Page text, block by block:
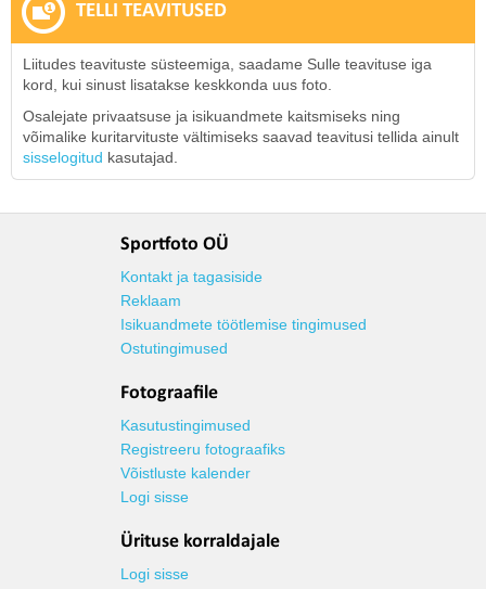
TELLI TEAVITUSED
Liitudes teavituste süsteemiga, saadame Sulle teavituse iga
kord, kui sinust lisatakse keskkonda uus foto.
Osalejate privaatsuse ja isikuandmete kaitsmiseks ning
võimalike kuritarvituste vältimiseks saavad teavitusi tellida ainult
sisselogitud kasutajad.
Sportfoto OÜ
Kontakt ja tagasiside
Reklaam
Isikuandmete töötlemise tingimused
Ostutingimused
Fotograafile
Kasutustingimused
Registreeru fotograafiks
Võistluste kalender
Logi sisse
Ürituse korraldajale
Logi sisse